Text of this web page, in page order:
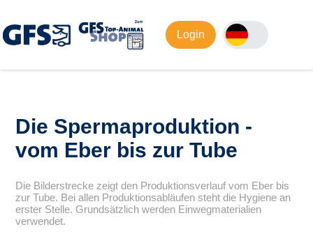
Login
Die Spermaproduktion -
vom Eber bis zur Tube
Die Bilderstrecke zeigt den Produktionsverlauf vom Eber bis
zur Tube. Bei allen Produktionsabläufen steht die Hygiene an
erster Stelle. Grundsätzlich werden Einwegmaterialien
verwendet.